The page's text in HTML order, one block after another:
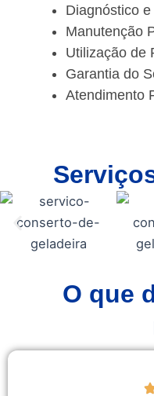
Diagnóstico
Manutenção
Utilização de
Garantia do
Atendimento
O que